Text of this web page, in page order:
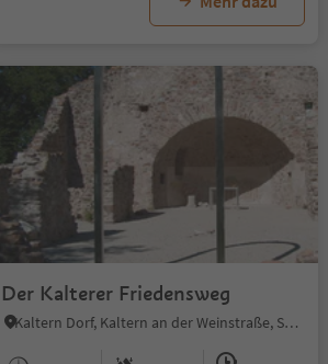
Der Kalterer Friedensweg
Kaltern Dorf, Kaltern an der Weinstraße, Südtiroler Weinstraße